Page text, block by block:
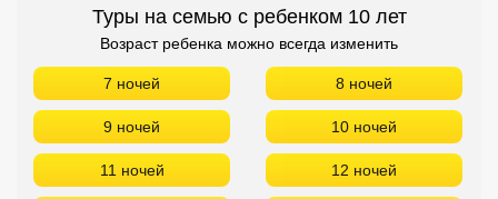
Туры на семью с ребенком 10 лет
Возраст ребенка можно всегда изменить
7 ночей 8 ночей
9 ночей 10 ночей
11 ночей 12 ночей